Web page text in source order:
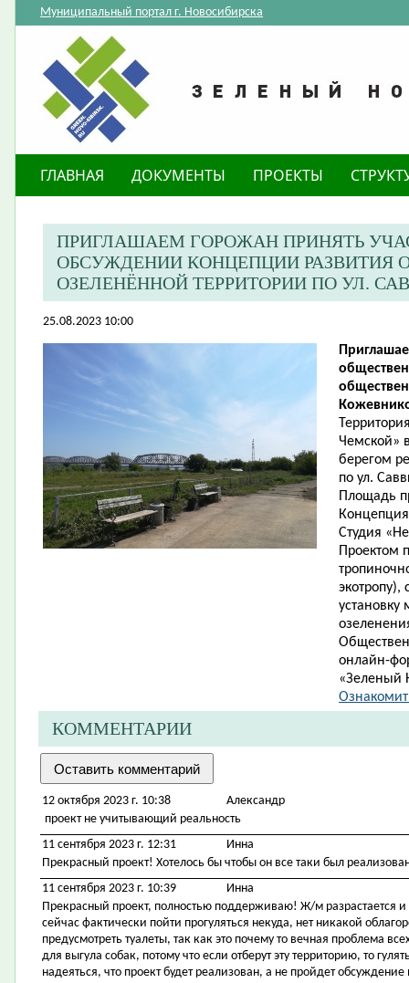
Муниципальный портал г. Новосибирска
ГЛАВНАЯ ДОКУМЕНТЫ ПРОЕКТЫ
ПРИГЛАШАЕМ ГОРОЖАН ПРИНЯТЬ
ОБСУЖДЕНИИ КОНЦЕПЦИИ РАЗВИТИЯ
ОЗЕЛЕНЁННОЙ ТЕРРИТОРИИ ПО УЛ.
25.08.2023 10:00
Чемской»
берегом
по ул.
Площадь
Студия
Проектом
экотропу),
онлайн-
«Зеленый
КОММЕНТАРИИ
12 октября 2023 г. 10:38
Александр
проект не учитывающий реальность
11 сентября 2023 г. 12:31
Инна
Прекрасный проект! Хотелось бы чтобы он все таки был
11 сентября 2023 г. 10:39
Инна
Прекрасный проект, полностью поддерживаю! Ж/м разрастается и
сейчас фактически пойти прогуляться некуда, нет никакой
предусмотреть туалеты, так как это почему то вечная проблема
для выгула собак, потому что если отберут эту территорию, то
надеяться, что проект будет реализован, а не пройдет